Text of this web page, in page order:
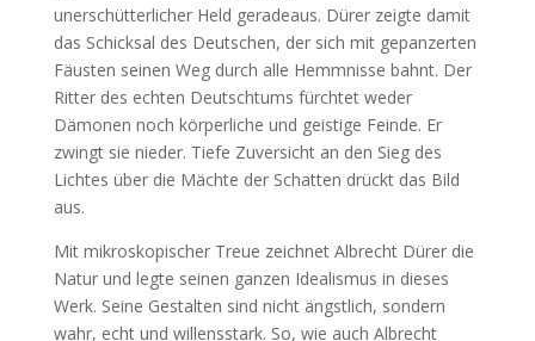
unerschütterlicher Held geradeaus. Dürer zeigte damit
das Schicksal des Deutschen, der sich mit gepanzerten
Fäusten seinen Weg durch alle Hemmnisse bahnt. Der
Ritter des echten Deutschtums fürchtet weder
Dämonen noch körperliche und geistige Feinde. Er
zwingt sie nieder. Tiefe Zuversicht an den Sieg des
Lichtes über die Mächte der Schatten drückt das Bild
aus.
Mit mikroskopischer Treue zeichnet Albrecht Dürer die
Natur und legte seinen ganzen Idealismus in dieses
Werk. Seine Gestalten sind nicht ängstlich, sondern
wahr, echt und willensstark. So, wie auch Albrecht